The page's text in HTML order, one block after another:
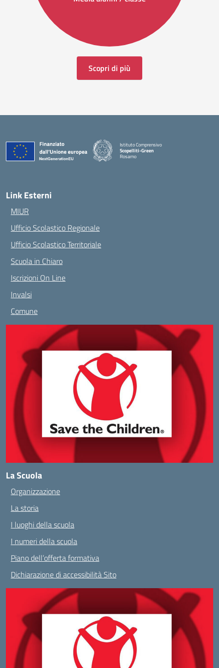
Scopri di più
Istituto Comprensivo
Scopelliti-Green
Rosarno
Link Esterni
MIUR
Ufficio Scolastico Regionale
Ufficio Scolastico Territoriale
Scuola in Chiaro
Iscrizioni On Line
Invalsi
Comune
La Scuola
Organizzazione
La storia
I luoghi della scuola
I numeri della scuola
Piano dell’offerta formativa
Dichiarazione di accessibilità Sito